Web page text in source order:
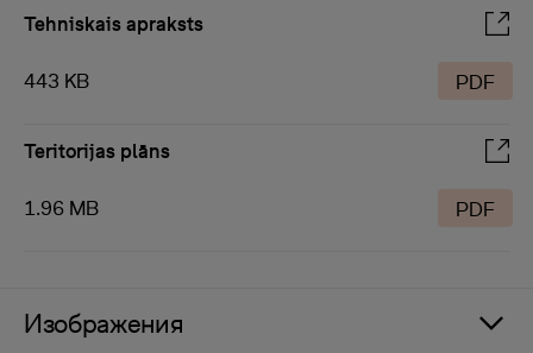
Tehniskais apraksts
443 KB PDF
Teritorijas plāns
1.96 MB PDF
Изображения